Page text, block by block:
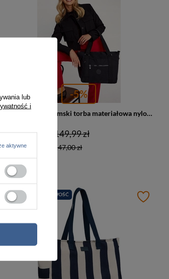
-5%
Duży shopper damski torba materiałowa nylonowa czarna - Peterson 3302-CO
142,00 zł
Najniższa cena: 147,00 zł
149,99 zł
PROMOCJA NOWOŚĆ
lub
i
aktywne